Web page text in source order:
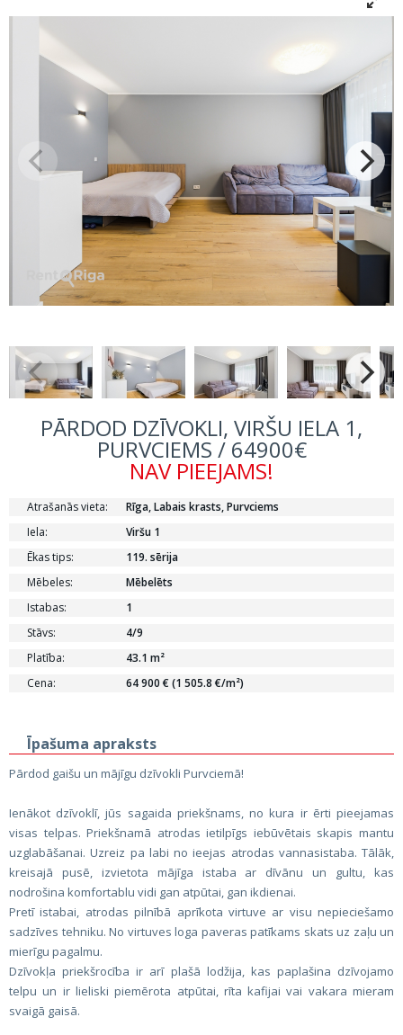
PĀRDOD DZĪVOKLI, VIRŠU IELA 1,
PURVCIEMS / 64900€
NAV PIEEJAMS!
Atrašanās vieta:
Rīga, Labais krasts, Purvciems
Iela:
Viršu 1
Ēkas tips:
119. sērija
Mēbeles:
Mēbelēts
Istabas:
1
Stāvs:
4/9
Platība:
43.1 m²
Cena:
64 900 € (1 505.8 €/m²)
Īpašuma apraksts
Pārdod gaišu un mājīgu dzīvokli Purvciemā!
Ienākot dzīvoklī, jūs sagaida priekšnams, no kura ir ērti pieejamas
visas telpas. Priekšnamā atrodas ietilpīgs iebūvētais skapis mantu
uzglabāšanai. Uzreiz pa labi no ieejas atrodas vannasistaba. Tālāk,
kreisajā pusē, izvietota mājīga istaba ar dīvānu un gultu, kas
nodrošina komfortablu vidi gan atpūtai, gan ikdienai.
Pretī istabai, atrodas pilnībā aprīkota virtuve ar visu nepieciešamo
sadzīves tehniku. No virtuves loga paveras patīkams skats uz zaļu un
mierīgu pagalmu.
Dzīvokļa priekšrocība ir arī plašā lodžija, kas paplašina dzīvojamo
telpu un ir lieliski piemērota atpūtai, rīta kafijai vai vakara mieram
svaigā gaisā.